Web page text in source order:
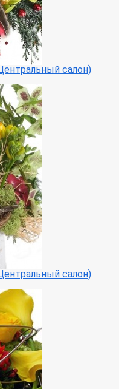
салон)
салон)